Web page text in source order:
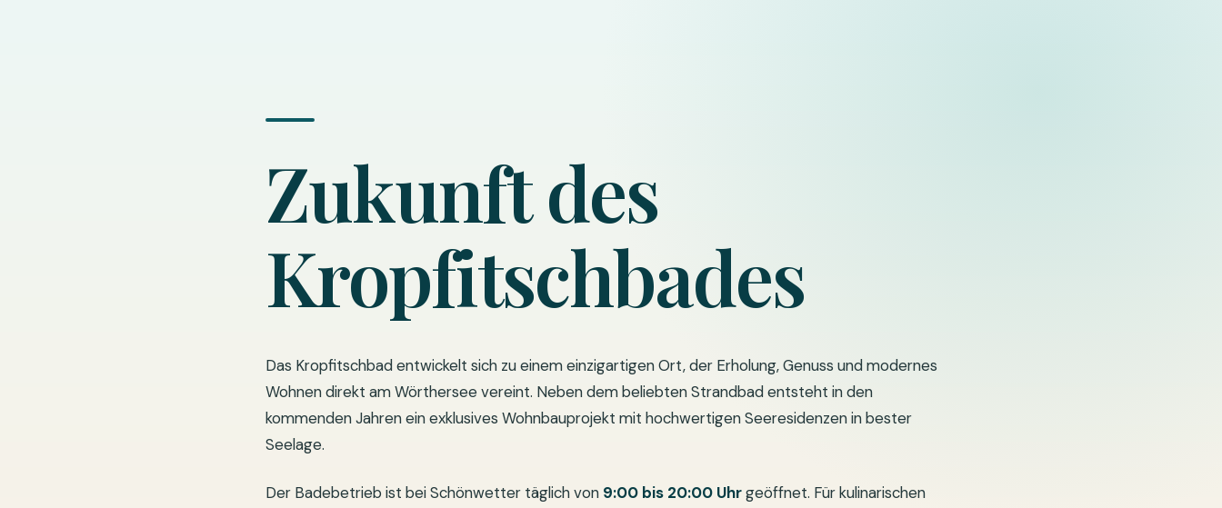
Zukunft des
Kropfitschbades
Das Kropfitschbad entwickelt sich zu einem einzigartigen Ort, der Erholung, Genuss und modernes
Wohnen direkt am Wörthersee vereint. Neben dem beliebten Strandbad entsteht in den
kommenden Jahren ein exklusives Wohnbauprojekt mit hochwertigen Seeresidenzen in bester
Seelage.
Der Badebetrieb ist bei Schönwetter täglich von 9:00 bis 20:00 Uhrgeöffnet. Für kulinarischen